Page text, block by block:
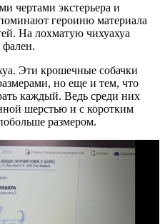
чертами экстерьера и
героиню материала
На лохматую чихуахуа
Эти крошечные собачки
но еще и тем, что
каждый. Ведь среди них
шерстью и с коротким
размером.